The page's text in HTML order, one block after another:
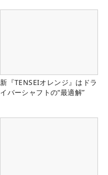
新『TENSEIオレンジ』はドラ
イバーシャフトの“最適解”